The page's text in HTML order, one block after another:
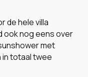
de hele villa
ook nog eens over
met
in totaal twee